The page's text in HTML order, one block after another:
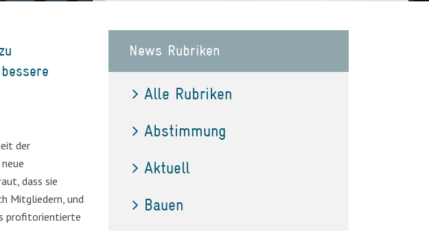
der
dass sie
Mitgliedern, und
profitorientierte
News Rubriken
Alle Rubriken
Abstimmung
Aktuell
Bauen